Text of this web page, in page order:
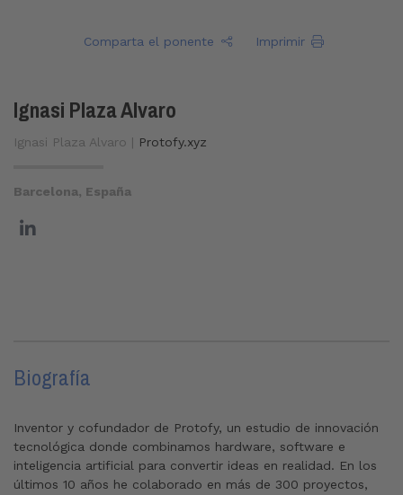
Comparta el ponente Imprimir
Ignasi Plaza Alvaro
Ignasi Plaza Alvaro | Protofy.xyz
Barcelona, España
Biografía
Inventor y cofundador de Protofy, un estudio de innovación
tecnológica donde combinamos hardware, software e
inteligencia artificial para convertir ideas en realidad. En los
últimos 10 años he colaborado en más de 300 proyectos,